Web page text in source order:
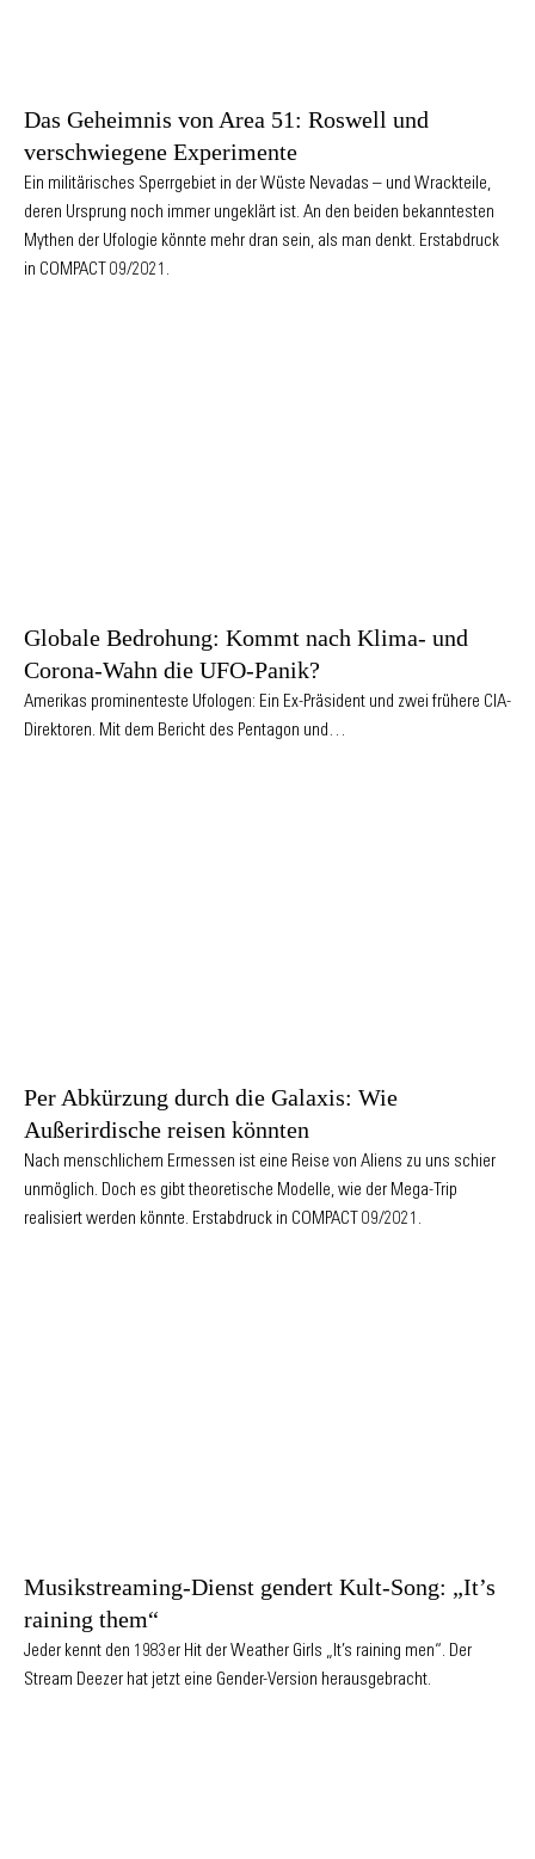
Das Geheimnis von Area 51: Roswell und
verschwiegene Experimente
Ein militärisches Sperrgebiet in der Wüste Nevadas – und Wrackteile,
deren Ursprung noch immer ungeklärt ist. An den beiden bekanntesten
Mythen der Ufologie könnte mehr dran sein, als man denkt. Erstabdruck
in COMPACT 09/2021.
Globale Bedrohung: Kommt nach Klima- und
Corona-Wahn die UFO-Panik?
Amerikas prominenteste Ufologen: Ein Ex-Präsident und zwei frühere CIA-
Direktoren. Mit dem Bericht des Pentagon und…
Per Abkürzung durch die Galaxis: Wie
Außerirdische reisen könnten
Nach menschlichem Ermessen ist eine Reise von Aliens zu uns schier
unmöglich. Doch es gibt theoretische Modelle, wie der Mega-Trip
realisiert werden könnte. Erstabdruck in COMPACT 09/2021.
Musikstreaming-Dienst gendert Kult-Song: „It’s
raining them“
Jeder kennt den 1983er Hit der Weather Girls „It’s raining men“. Der
Stream Deezer hat jetzt eine Gender-Version herausgebracht.